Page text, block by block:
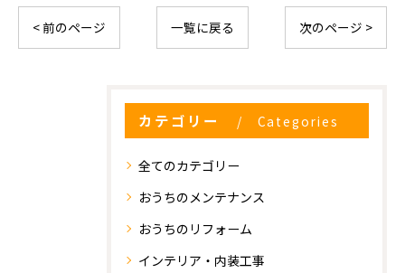
< 前のページ 一覧に戻る 次のページ >
カテゴリー Categories
全てのカテゴリー
おうちのメンテナンス
おうちのリフォーム
インテリア・内装工事